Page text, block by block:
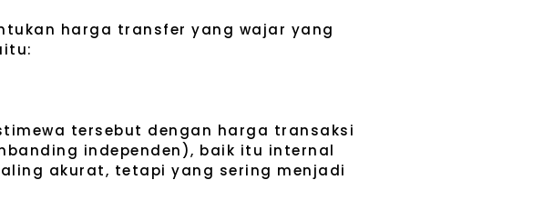
harga transfer yang wajar yang
tersebut dengan harga transaksi
independen), baik itu internal
akurat, tetapi yang sering menjadi